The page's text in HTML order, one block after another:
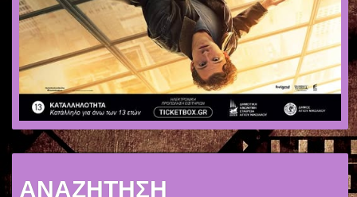
ΑΝΑΖΗΤΗΣΗ